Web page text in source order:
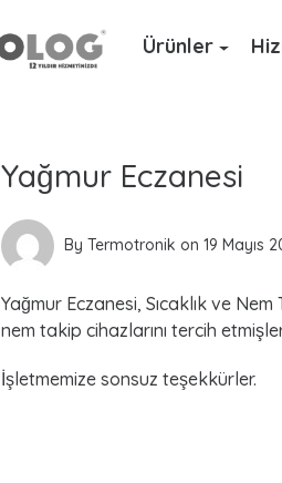
Ürünler
Yağmur Eczanesi
By Termotronik on 19 Mayıs
Yağmur Eczanesi, Sıcaklık ve
nem takip cihazlarını tercih
İşletmemize sonsuz teşekkürler.